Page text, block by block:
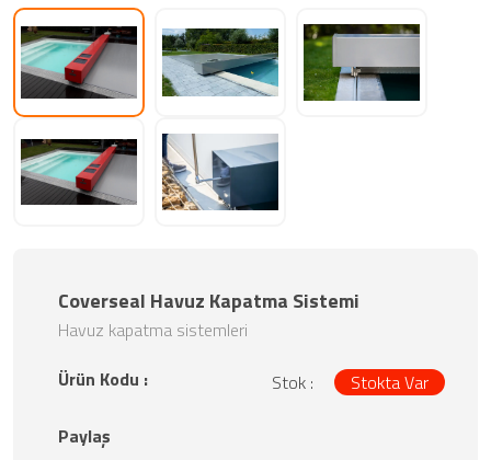
Coverseal Havuz Kapatma Sistemi
Havuz kapatma sistemleri
Stok :
Stokta Var
Ürün Kodu :
Paylaş